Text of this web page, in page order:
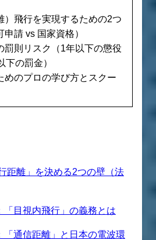
）飛行を実現するための2つ
請 vs 国家資格）
罰則リスク（1年以下の懲役
下の罰金）
めのプロの学び方とスクー
距離」を決める2つの壁（法
「目視内飛行」の義務とは
「通信距離」と日本の電波環